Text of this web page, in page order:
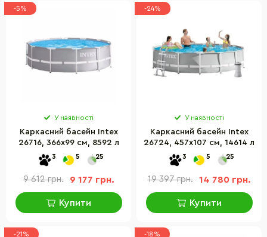
-5%
У наявності
Каркасний басейн Intex
26716, 366х99 см, 8592 л
3 5 25
9 612 грн. 9 177 грн.
Купити
-24%
У наявності
Каркасний басейн Intex
26724, 457х107 см, 14614 л
3 5 25
19 397 грн. 14 780 грн.
Купити
-21% -18%